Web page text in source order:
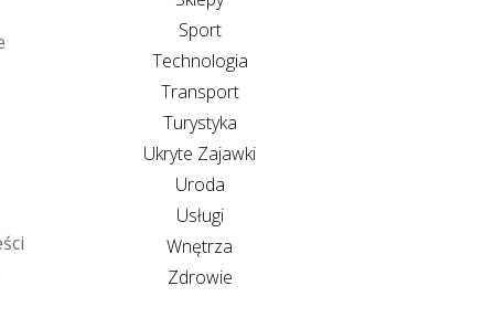
Sport
Technologia
Transport
Turystyka
Ukryte Zajawki
Uroda
Usługi
Wnętrza
Zdrowie